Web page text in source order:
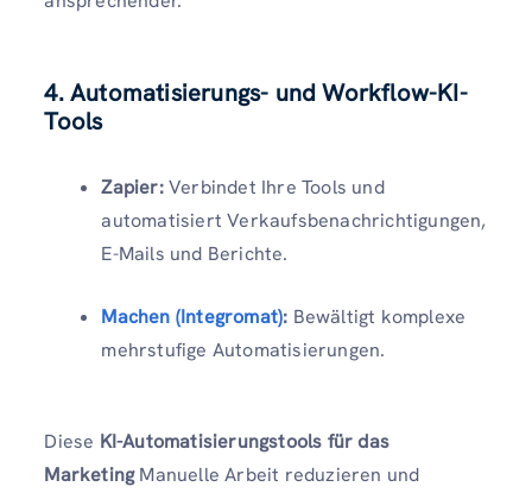
4. Automatisierungs- und Workflow-KI-
Tools
Zapier:Verbindet Ihre Tools und
automatisiert Verkaufsbenachrichtigungen,
E-Mails und Berichte.
Machen (Integromat): Bewältigt komplexe
mehrstufige Automatisierungen.
Diese KI-Automatisierungstools für das
MarketingManuelle Arbeit reduzieren und